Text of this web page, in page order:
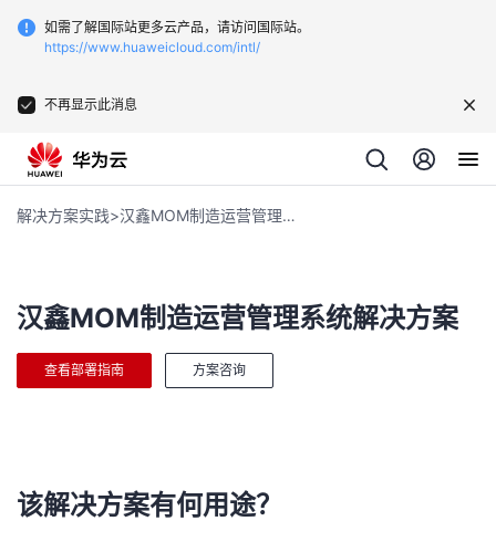
如需了解国际站更多云产品，请访问国际站。
https://www.huaweicloud.com/intl/
不再显示此消息
解决方案实践 汉鑫MOM制造运营管理系统
汉鑫MOM制造运营管理系统解决方案
查看部署指南 方案咨询
该解决方案有何用途？